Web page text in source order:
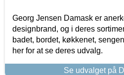
Georg Jensen Damask er
designbrand, og i deres
badet, bordet, køkkenet,
her for at se deres udvalg.
Se udvalget på